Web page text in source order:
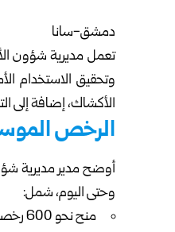
دمشق-سانا
تعمل مديرية شؤون
وتحقيق الاستخدام
الأكشاك، إضافة إلى
الرخص
وحتى اليوم، شمل:
منح نحو 600 رخصة موسمية ضمن خطة تلبي احتياجات المواطنين وتحقّق المصلحة العامة.